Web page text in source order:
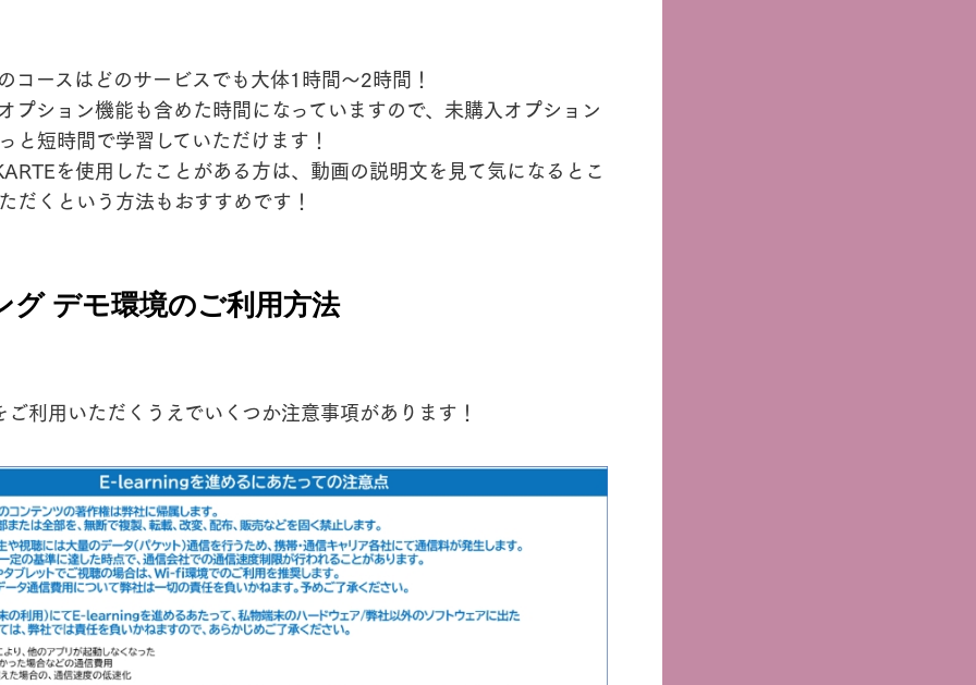
コースはどのサービスでも大体1時間～2時間！
プション機能も含めた時間になっていますので、未購入オプション
と短時間で学習していただけます！
を使用したことがある方は、動画の説明文を見て気になるとこ
だくという方法もおすすめです！
グ デモ環境のご利用方法
利用いただくうえでいくつか注意事項があります！